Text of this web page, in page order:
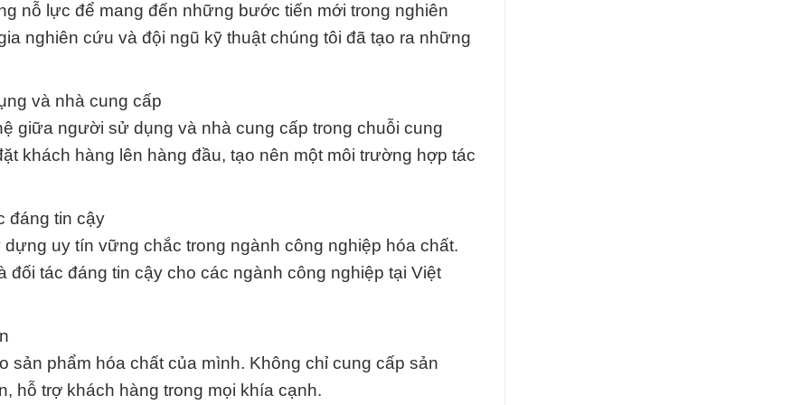
nỗ lực để mang đến những bước tiến mới trong nghiên
nghiên cứu và đội ngũ kỹ thuật chúng tôi đã tạo ra những
và nhà cung cấp
giữa người sử dụng và nhà cung cấp trong chuỗi cung
khách hàng lên hàng đầu, tạo nên một môi trường hợp tác
đáng tin cậy
uy tín vững chắc trong ngành công nghiệp hóa chất.
tác đáng tin cậy cho các ngành công nghiệp tại Việt
phẩm hóa chất của mình. Không chỉ cung cấp sản
hỗ trợ khách hàng trong mọi khía cạnh.